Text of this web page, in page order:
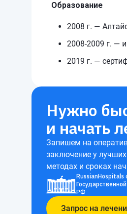
Образование
2008 г. —
2008-2009 г. —
2019 г. —
Нужно
и начать
Запишем на
заключение у
методах и сроках
RussianHospitals
РФ
Запрос на